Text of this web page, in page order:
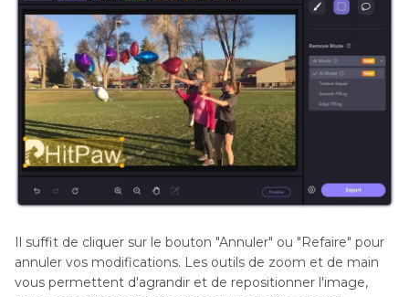
Il suffit de cliquer sur le bouton "Annuler" ou "Refaire" pour
annuler vos modifications. Les outils de zoom et de main
vous permettent d'agrandir et de repositionner l'image,